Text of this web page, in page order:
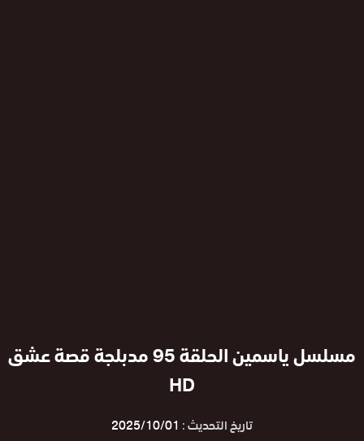
مسلسل ياسمين الحلقة 95 مدبلجة قصة عشق
HD
تاريخ التحديث : 2025/10/01